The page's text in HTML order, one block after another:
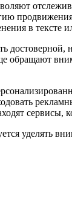
в
сервисы,
уделять